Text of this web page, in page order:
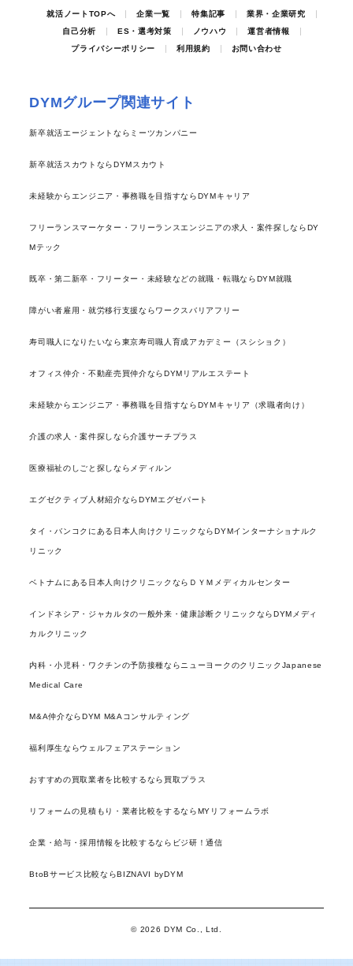
就活ノートTOPへ 企業一覧 特集記事
業界・企業研究
自己分析
ES・選考対策 ノウハウ
運営者情報
プライバシーポリシー
利用規約 お問い合わせ
DYMグループ関連サイト
新卒就活エージェントならミーツカンパニー
新卒就活スカウトならDYMスカウト
未経験からエンジニア・事務職を目指すならDYMキャリア
フリーランスマーケター・フリーランスエンジニアの求人・案件探しならDY
Mテック
既卒・第二新卒・フリーター・未経験などの就職・転職ならDYM就職
障がい者雇用・就労移行支援ならワークスバリアフリー
寿司職人になりたいなら東京寿司職人育成アカデミー（スシショク）
オフィス仲介・不動産売買仲介ならDYMリアルエステート
未経験からエンジニア・事務職を目指すならDYMキャリア（求職者向け）
介護の求人・案件探しなら介護サーチプラス
医療福祉のしごと探しならメディルン
エグゼクティブ人材紹介ならDYMエグゼパート
タイ・バンコクにある日本人向けクリニックならDYMインターナショナルク
リニック
ベトナムにある日本人向けクリニックならＤＹＭメディカルセンター
インドネシア・ジャカルタの一般外来・健康診断クリニックならDYMメディ
カルクリニック
内科・小児科・ワクチンの予防接種ならニューヨークのクリニックJapanese
Medical Care
M&A仲介ならDYM M&Aコンサルティング
福利厚生ならウェルフェアステーション
おすすめの買取業者を比較するなら買取プラス
リフォームの見積もり・業者比較をするならMYリフォームラボ
企業・給与・採用情報を比較するならビジ研！通信
BtoBサービス比較ならBIZNAVI byDYM
© 2026 DYM Co., Ltd.